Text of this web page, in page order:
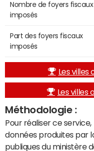
Nombre de foyers fiscaux
imposés
Part des foyers fiscaux
imposés
Les villes
Les villes
Méthodologie :
Pour réaliser ce
données produites par
publiques du ministère